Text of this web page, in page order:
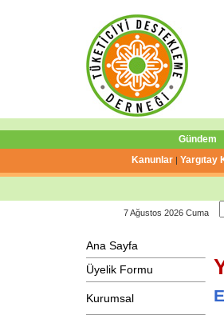
Gündem
Kanunlar| Yargıtay
7 Ağustos 2026 Cuma
Ana Sayfa
Üyelik Formu
Kurumsal